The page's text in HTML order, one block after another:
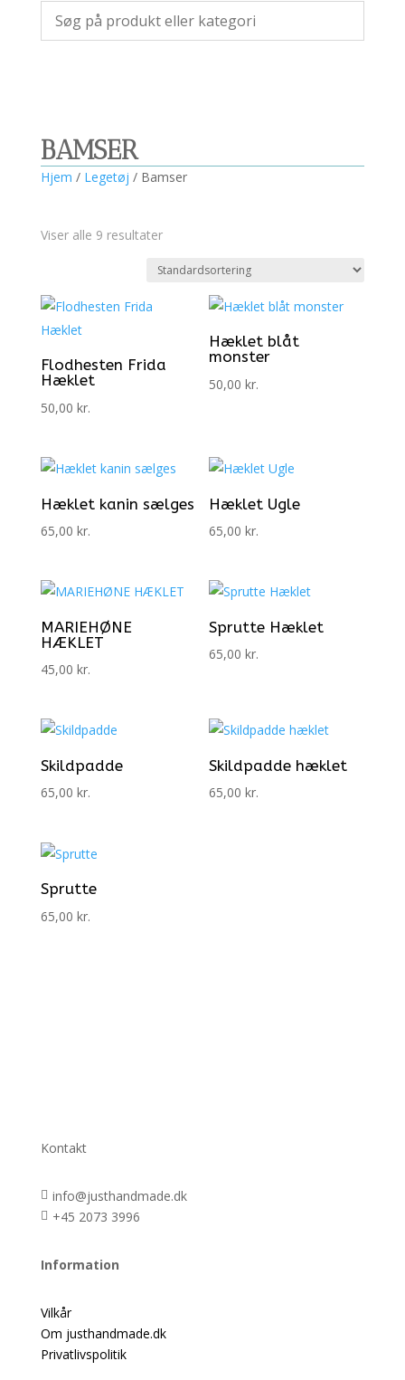
BAMSER
Hjem / Legetøj / Bamser
Viser alle 9 resultater
Flodhesten Frida
Hæklet
50,00 kr.
Hæklet blåt
monster
50,00kr.
Hæklet kanin sælges
65,00 kr.
Hæklet Ugle
65,00kr.
MARIEHØNE
HÆKLET
45,00 kr.
Sprutte Hæklet
65,00kr.
Skildpadde
65,00 kr.
Skildpadde hæklet
65,00kr.
Sprutte
65,00 kr.
Kontakt
 info@justhandmade.dk
 +45 2073 3996
Information
Vilkår
Om justhandmade.dk
Privatlivspolitik